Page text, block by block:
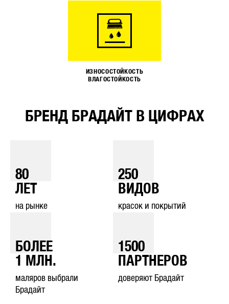
ИЗНОСОСТОЙКОСТЬ
ВЛАГОСТОЙКОСТЬ
БРЕНД БРАДАЙТ В ЦИФРАХ
80
ЛЕТ
на рынке
250
ВИДОВ
красок и покрытий
БОЛЕЕ
1
МЛН.
маляров выбрали
Брадайт
1500
ПАРТНЕРОВ
доверяют Брадайт